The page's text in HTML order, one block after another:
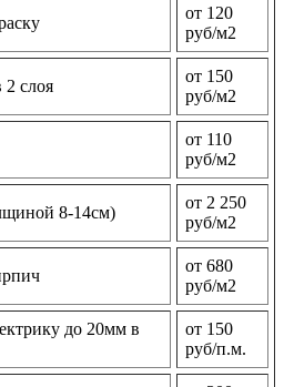
от 120
руб/м2
2 слоя
от 150
руб/м2
от 110
руб/м2
8-14см)
от 2 250
руб/м2
от 680
руб/м2
до 20мм в
от 150
руб/п.м.